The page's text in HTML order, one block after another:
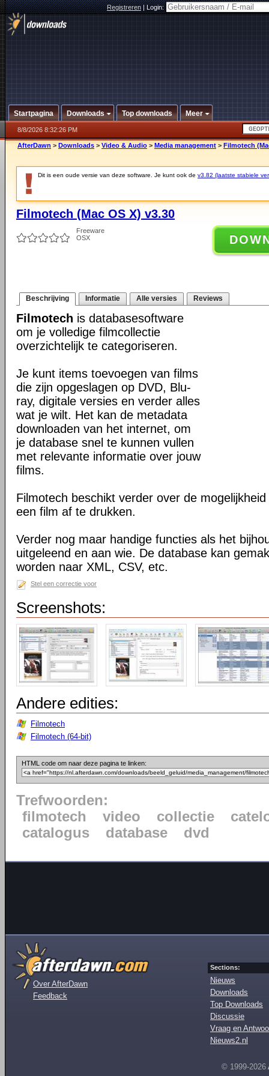
Registreren|Login:
Startpagina Downloads Top downloads Meer
8/8/2026 8:32:26 PM
AfterDawn > Downloads > Video & Audio > Media management > Filmotech
Dit is een oude versie van deze software. Je kunt ook de v3.82 (laatste stabiele
Filmotech (Mac OS X) v3.30
Freeware
OSX
Beschrijving Informatie Alle versies Reviews
Filmotech is databasesoftware
om je volledige filmcollectie
overzichtelijk te categoriseren.
Je kunt items toevoegen van films
die zijn opgeslagen op DVD, Blu-
ray, digitale versies en verder alles
wat je wilt. Het kan de metadata
downloaden van het internet, om
je database snel te kunnen vullen
met relevante informatie over jouw
films.
Filmotech beschikt verder over de
een film af te drukken.
Verder nog maar handige functies als het
uitgeleend en aan wie. De database kan
worden naar XML, CSV, etc.
Stel een correctie voor
Screenshots:
Andere edities:
Filmotech
Filmotech (64-bit)
HTML code om naar deze pagina te linken:
Trefwoorden:
filmotech
video collectie
catalogus
database dvd
Over AfterDawn
Feedback
Sections:
Nieuws
Downloads
Top Downloads
Discussie
Vraag en
Nieuws2.nl
© 1999-2026